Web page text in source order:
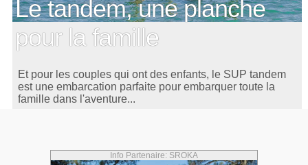
Le tandem, une planche
pour la famille
Et pour les couples qui ont des enfants, le SUP tandem
est une embarcation parfaite pour embarquer toute la
famille dans l'aventure...
Info Partenaire: SROKA